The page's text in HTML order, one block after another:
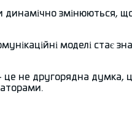
динамічно змінюються,
моделі стає
це не другорядна думка,